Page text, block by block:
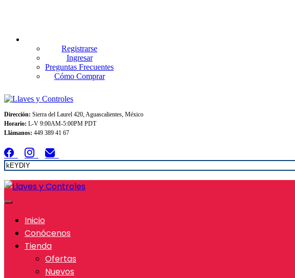
Registrarse
Ingresar
Preguntas Frecuentes
Cómo Comprar
Dirección: Sierra del Laurel 420, Aguascalientes, México
Horario: L-V 9:00AM-5:00PM PDT
Llámanos: 449 389 41 67
Inicio
Conócenos
Tienda
Ofertas
Nuevos